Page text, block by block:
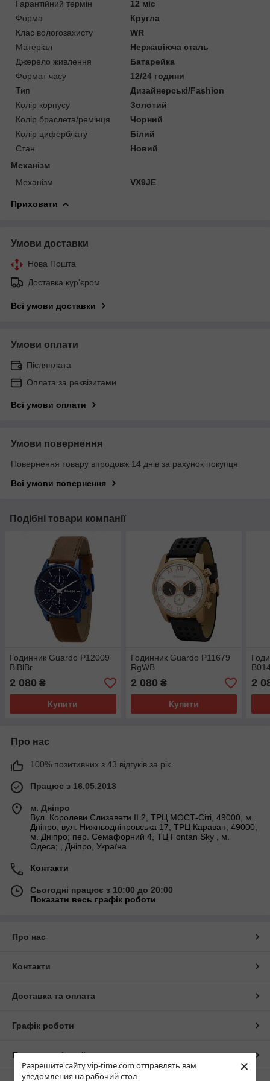
Разрешите сайту vip-time.com отправлять вам
уведомления на рабочий стол
×
Гарантійний термін
12 міс
Форма
Кругла
Клас вологозахисту
WR
Матеріал
Нержавіюча сталь
Джерело живлення
Батарейка
Формат часу
12/24 години
Тип
Дизайнерські/Fashion
Колір корпусу
Золотий
Колір браслета/ремінця
Чорний
Колір циферблату
Білий
Стан
Новий
Механізм
Механізм
VX9JE
Приховати
Умови доставки
Нова Пошта
Доставка кур'єром
Всі умови доставки
Умови оплати
Післяплата
Оплата за реквізитами
Всі умови оплати
Умови повернення
Повернення товару впродовж 14 днів за рахунок покупця
Всі умови повернення
Подібні товари компанії
Годинник Guardo P12009
BlBlBr
2 080 ₴
Купити
Годинник Guardo P11679
RgWB
2 080 ₴
Купити
2
Про нас
100% позитивних з 43 відгуків за рік
Працює з 16.05.2013
м. Дніпро
Вул. Королеви Єлизавети ІІ 2, ТРЦ МОСТ-Сіті, 49000, м.
Дніпро; вул. Нижньодніпровська 17, ТРЦ Караван, 49000,
м. Дніпро; пер. Семафорний 4, ТЦ Fontan Sky , м.
Одеса; , Дніпро, Україна
Контакти
Сьогодні працює з 10:00 до 20:00
Показати весь графік роботи
Про нас
Контакти
Доставка та оплата
Графік роботи
Повна версія сайту